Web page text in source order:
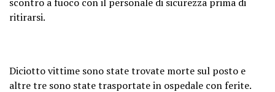
ritirarsi.
Diciotto vittime sono state trovate morte sul posto e
altre tre sono state trasportate in ospedale con ferite.